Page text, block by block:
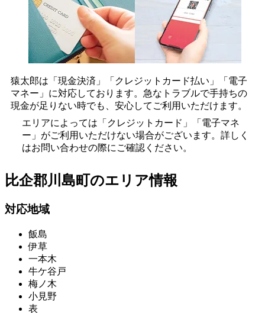
猿太郎は「現金決済」「クレジットカード払い」「電子
マネー」に対応しております。急なトラブルで手持ちの
現金が足りない時でも、安心してご利用いただけます。
エリアによっては「クレジットカード」「電子マネ
ー」がご利用いただけない場合がございます。詳しく
はお問い合わせの際にご確認ください。
比企郡川島町のエリア情報
対応地域
飯島
伊草
一本木
牛ケ谷戸
梅ノ木
小見野
表